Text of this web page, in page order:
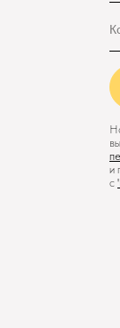
и
с '